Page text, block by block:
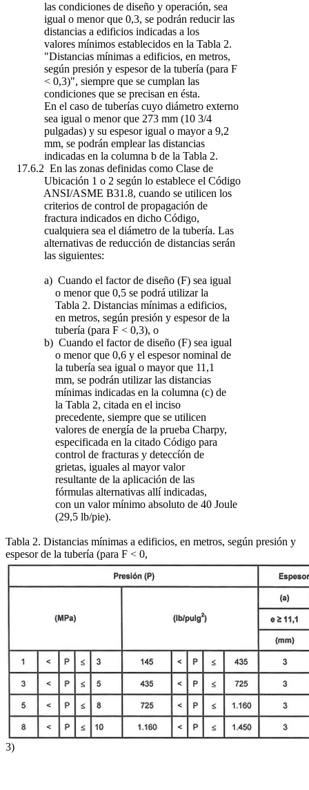
las condiciones de diseño y operación, sea
igual o menor que 0,3, se podrán reducir las
distancias a edificios indicadas a los
valores mínimos establecidos en la Tabla 2.
"Distancias mínimas a edificios, en metros,
según presión y espesor de la tubería (para F
< 0,3)", siempre que se cumplan las
condiciones que se precisan en ésta.
En el caso de tuberías cuyo diámetro externo
sea igual o menor que 273 mm (10 3/4
pulgadas) y su espesor igual o mayor a 9,2
mm, se podrán emplear las distancias
indicadas en la columna b de la Tabla 2.
17.6.2 En las zonas definidas como Clase de
Ubicación 1 o 2 según lo establece el Código
ANSI/ASME B31.8, cuando se utilicen los
criterios de control de propagación de
fractura indicados en dicho Código,
cualquiera sea el diámetro de la tubería. Las
alternativas de reducción de distancias serán
las siguientes:
a) Cuando el factor de diseño (F) sea igual
o menor que 0,5 se podrá utilizar la
Tabla 2. Distancias mínimas a edificios,
en metros, según presión y espesor de la
tubería (para F < 0,3), o
b) Cuando el factor de diseño (F) sea igual
o menor que 0,6 y el espesor nominal de
la tubería sea igual o mayor que 11,1
mm, se podrán utilizar las distancias
mínimas indicadas en la columna (c) de
la Tabla 2, citada en el inciso
precedente, siempre que se utilicen
valores de energía de la prueba Charpy,
especificada en la citado Código para
control de fracturas y deteccíón de
grietas, iguales al mayor valor
resultante de la aplicación de las
fórmulas alternativas allí indicadas,
con un valor mínimo absoluto de 40 Joule
(29,5 lb/pie).
Tabla 2. Distancias mínimas a edificios, en metros, según presión y
espesor de la tubería (para F < 0,
3)